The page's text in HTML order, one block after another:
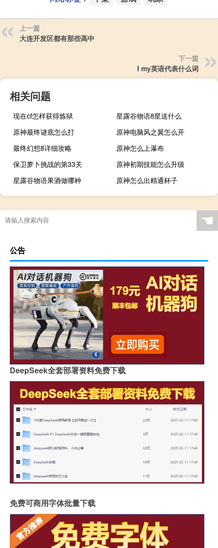
上一篇
大连开发区都有那些高中
下一篇
I my英语代表什么词
相关问题
现在cf怎样获得炼狱
星露谷物语8星送什么
原神最终谜底怎么打
原神电脑风之翼怎么开
最终幻想8详细攻略
原神怎么上瀑布
保卫萝卜挑战的第33关
原神初期技能怎么升级
星露谷物语果酒做哪种
原神怎么出精通杯子
☚
公告
DeepSeek全套部署资料免费下载
免费可商用字体批量下载